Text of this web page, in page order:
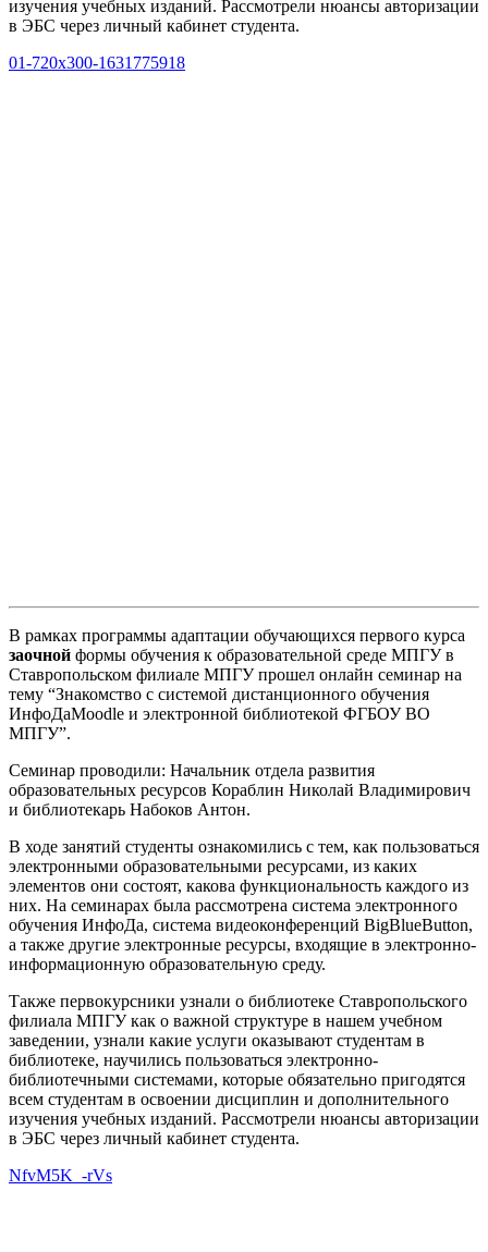
изучения учебных изданий. Рассмотрели нюансы авторизации
в ЭБС через личный кабинет студента.
01-720x300-1631775918
В рамках программы адаптации обучающихся первого курса
заочной формы обучения к образовательной среде МПГУ в
Ставропольском филиале МПГУ прошел онлайн семинар на
тему “Знакомство с системой дистанционного обучения
ИнфоДаMoodle и электронной библиотекой ФГБОУ ВО
МПГУ”.
Семинар проводили: Начальник отдела развития
образовательных ресурсов Кораблин Николай Владимирович
и библиотекарь Набоков Антон.
В ходе занятий студенты ознакомились с тем, как пользоваться
электронными образовательными ресурсами, из каких
элементов они состоят, какова функциональность каждого из
них. На семинарах была рассмотрена система электронного
обучения ИнфоДа, система видеоконференций BigBlueButton,
а также другие электронные ресурсы, входящие в электронно-
информационную образовательную среду.
Также первокурсники узнали о библиотеке Ставропольского
филиала МПГУ как о важной структуре в нашем учебном
заведении, узнали какие услуги оказывают студентам в
библиотеке, научились пользоваться электронно-
библиотечными системами, которые обязательно пригодятся
всем студентам в освоении дисциплин и дополнительного
изучения учебных изданий. Рассмотрели нюансы авторизации
в ЭБС через личный кабинет студента.
NfvM5K_-rVs